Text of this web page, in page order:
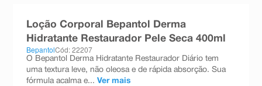
Loção Corporal Bepantol Derma
Hidratante Restaurador Pele Seca 400ml
BepantolCód: 22207
O Bepantol Derma Hidratante Restaurador Diário tem
uma textura leve, não oleosa e de rápida absorção. Sua
fórmula acalma e... Ver mais
absorvente
ºshampoo